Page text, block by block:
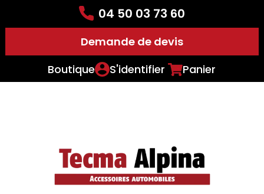
04 50 03 73 60
Demande de devis
Boutique
S'identifier Panier